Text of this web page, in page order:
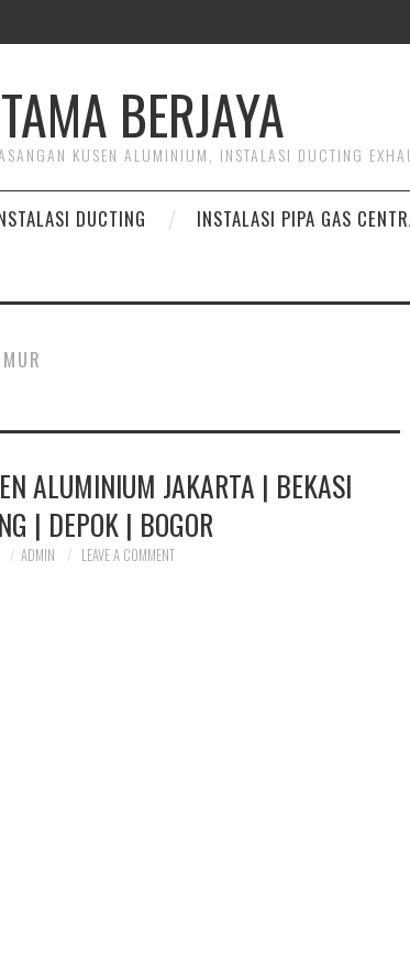
BERJAYA
KUSEN ALUMINIUM, INSTALASI DUCTING
DUCTING INSTALASI PIPA GAS
ALUMINIUM JAKARTA | BEKASI
| DEPOK | BOGOR
ADMIN LEAVE A COMMENT